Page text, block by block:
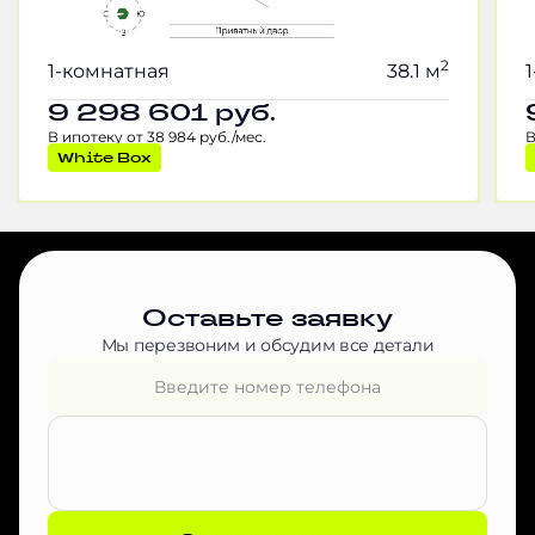
1-комнатная 38.1 м2
9 298 601 руб.
В ипотеку от 38 984 руб./мес.
White Box
Оставьте заявку
Мы перезвоним и обсудим все детали